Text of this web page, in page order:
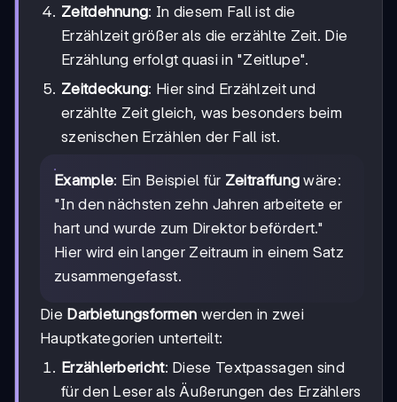
Zeitdehnung: In diesem Fall ist die
Erzählzeit größer als die erzählte Zeit. Die
Erzählung erfolgt quasi in "Zeitlupe".
Zeitdeckung: Hier sind Erzählzeit und
erzählte Zeit gleich, was besonders beim
szenischen Erzählen der Fall ist.
Example: Ein Beispiel für Zeitraffung wäre:
"In den nächsten zehn Jahren arbeitete er
hart und wurde zum Direktor befördert."
Hier wird ein langer Zeitraum in einem Satz
zusammengefasst.
Die Darbietungsformen werden in zwei
Hauptkategorien unterteilt:
Erzählerbericht: Diese Textpassagen sind
für den Leser als Äußerungen des Erzählers